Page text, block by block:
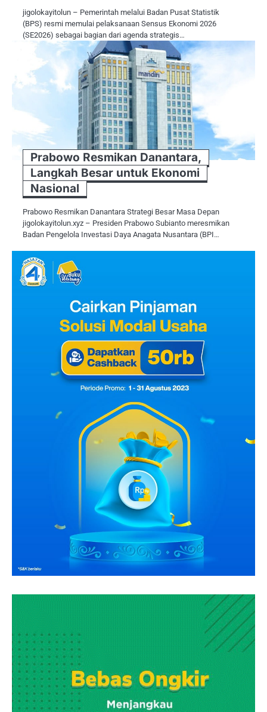
jigolokayitolun – Pemerintah melalui Badan Pusat Statistik
(BPS) resmi memulai pelaksanaan Sensus Ekonomi 2026
(SE2026) sebagai bagian dari agenda strategis…
Prabowo Resmikan Danantara,
Langkah Besar untuk Ekonomi
Nasional
Prabowo Resmikan Danantara Strategi Besar Masa Depan
jigolokayitolun.xyz – Presiden Prabowo Subianto meresmikan
Badan Pengelola Investasi Daya Anagata Nusantara (BPI…